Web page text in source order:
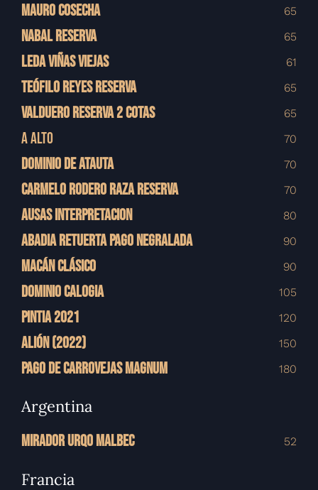
MAURO COSECHA 65
NABAL RESERVA 65
LEDA VIÑAS VIEJAS 61
TEÓFILO REYES RESERVA 65
VALDUERO RESERVA 2 COTAS 65
A ALTO 70
DOMINIO DE ATAUTA 70
CARMELO RODERO RAZA RESERVA 70
AUSAS INTERPRETACION 80
ABADIA RETUERTA PAGO NEGRALADA 90
MACÁN CLÁSICO 90
DOMINIO CALOGIA 105
PINTIA 2021 120
ALIÓN (2022) 150
PAGO DE CARROVEJAS MAGNUM 180
Argentina
MIRADOR URQO MALBEC 52
Francia